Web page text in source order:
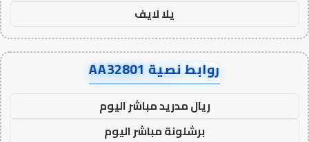
يلا لايف
روابط نصية AA32801
ريال مدريد مباشر اليوم
برشلونة مباشر اليوم